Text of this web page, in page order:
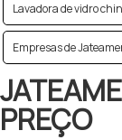
Lavadora de vidro
Empresas de
PREÇO